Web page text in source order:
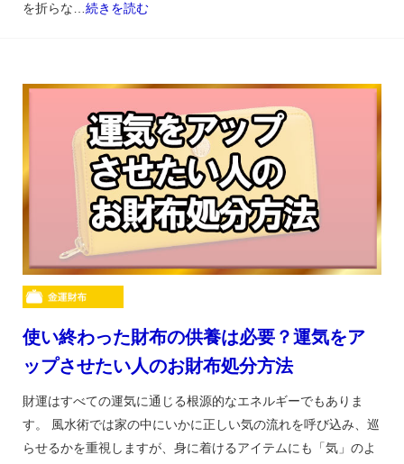
を折らな…続きを読む
使い終わった財布の供養は必要？運気をア
ップさせたい人のお財布処分方法
財運はすべての運気に通じる根源的なエネルギーでもありま
す。 風水術では家の中にいかに正しい気の流れを呼び込み、巡
らせるかを重視しますが、身に着けるアイテムにも「気」のよ